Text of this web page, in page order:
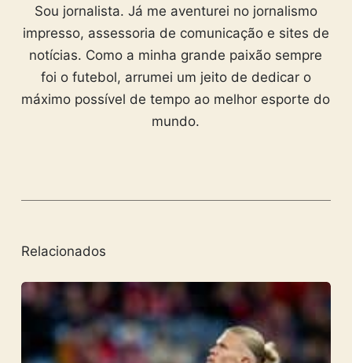
Sou jornalista. Já me aventurei no jornalismo
impresso, assessoria de comunicação e sites de
notícias. Como a minha grande paixão sempre
foi o futebol, arrumei um jeito de dedicar o
máximo possível de tempo ao melhor esporte do
mundo.
Relacionados